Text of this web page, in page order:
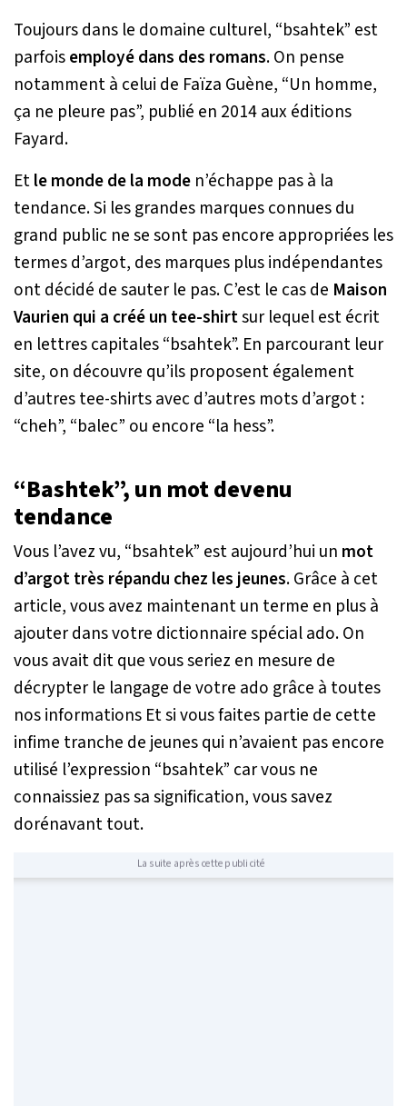
Toujours dans le domaine culturel, “bsahtek” est
parfoisemployé dans des romans. On pense
notamment à celui de Faïza Guène, “Un homme,
ça ne pleure pas”, publié en 2014 aux éditions
Fayard.
Etle monde de la mode n’échappe pas à la
tendance. Si les grandes marques connues du
grand public ne se sont pas encore appropriées les
termes d’argot, des marques plus indépendantes
ont décidé de sauter le pas. C’est le cas de Maison
Vaurien qui a créé un tee-shirtsur lequel est écrit
en lettres capitales “bsahtek”. En parcourant leur
site, on découvre qu’ils proposent également
d’autres tee-shirts avec d’autres mots d’argot :
“cheh”, “balec” ou encore “la hess”.
“Bashtek”, un mot devenu
tendance
Vous l’avez vu, “bsahtek” est aujourd’hui un mot
d’argot très répandu chez les jeunes. Grâce à cet
article, vous avez maintenant un terme en plus à
ajouter dans votre dictionnaire spécial ado. On
vous avait dit que vous seriez en mesure de
décrypter le langage de votre ado grâce à toutes
nos informations Et si vous faites partie de cette
infime tranche de jeunes qui n’avaient pas encore
utilisé l’expression “bsahtek” car vous ne
connaissiez pas sa signification, vous savez
dorénavant tout.
La suite après cette publicité